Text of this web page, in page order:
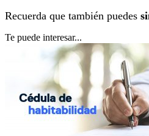
Recuerda que también puedes
Te puede interesar...